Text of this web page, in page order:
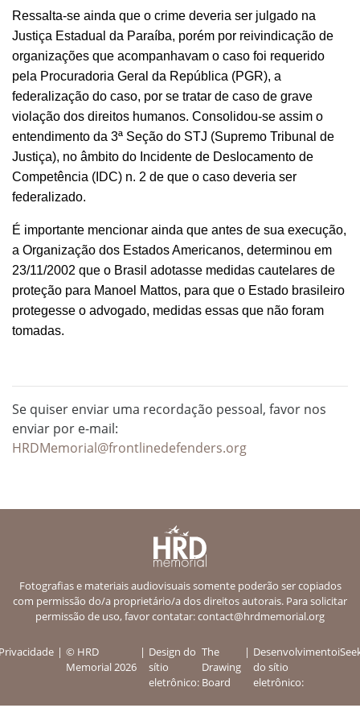
Ressalta-se ainda que o crime deveria ser julgado na
Justiça Estadual da Paraíba, porém por reivindicação de
organizações que acompanhavam o caso foi requerido
pela Procuradoria Geral da República (PGR), a
federalização do caso, por se tratar de caso de grave
violação dos direitos humanos. Consolidou-se assim o
entendimento da 3ª Seção do STJ (Supremo Tribunal de
Justiça), no âmbito do Incidente de Deslocamento de
Competência (IDC) n. 2 de que o caso deveria ser
federalizado.
É importante mencionar ainda que antes de sua execução,
a Organização dos Estados Americanos, determinou em
23/11/2002 que o Brasil adotasse medidas cautelares de
proteção para Manoel Mattos, para que o Estado brasileiro
protegesse o advogado, medidas essas que não foram
tomadas.
Se quiser enviar uma recordação pessoal, favor nos
enviar por e-mail:
HRDMemorial@frontlinedefenders.org
Fotografias e materiais audiovisuais somente poderão ser copiados
com permissão do/a proprietário/a dos direitos autorais. Para solicitar
permissão de uso, favor contatar:contact@hrdmemorial.org
© HRD
Memorial 2026
Design do
sítio
eletrônico:
The
Drawing
Board
Desenvolvimento
do sítio
eletrônico: